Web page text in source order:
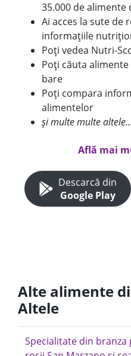
35.000 de alimente
Ai acces la sute de
informațiile
Poți vedea Nutri-
Poți căuta
bare
Poți compara
alimentelor
și multe multe
Află mai
Descarcă din
Google Play
Alte alimente
Altele
Specialitate din branza